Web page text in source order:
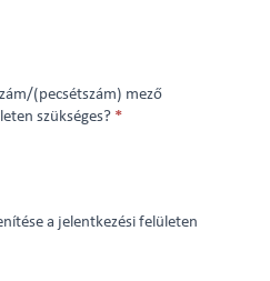
(pecsétszám) mező
szükséges? *
a jelentkezési felületen